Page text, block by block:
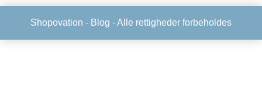
Shopovation - Blog - Alle rettigheder forbeholdes